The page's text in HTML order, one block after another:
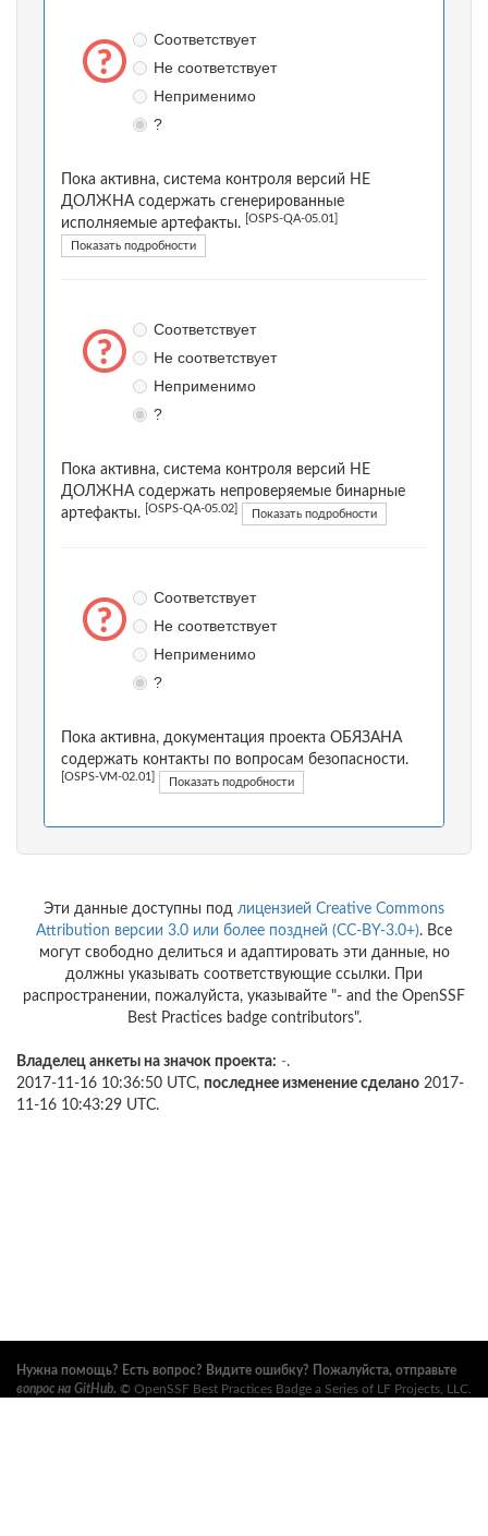
Соответствует
Не соответствует
Неприменимо
?
Пока активна, система контроля версий НЕ
ДОЛЖНА содержать сгенерированные
исполняемые артефакты.
[OSPS-QA-05.01]
Показать подробности
Соответствует
Не соответствует
Неприменимо
?
Пока активна, система контроля версий НЕ
ДОЛЖНА содержать непроверяемые бинарные
артефакты.
[OSPS-QA-05.02] Показать подробности
Соответствует
Не соответствует
Неприменимо
?
Пока активна, документация проекта ОБЯЗАНА
содержать контакты по вопросам безопасности.
[OSPS-VM-02.01] Показать подробности
Эти данные доступны под лицензией Creative Commons
Attribution версии 3.0 или более поздней (CC-BY-3.0+). Все
могут свободно делиться и адаптировать эти данные, но
должны указывать соответствующие ссылки. При
распространении, пожалуйста, указывайте "- and the OpenSSF
Best Practices badge contributors".
Владелец анкеты на значок проекта: -.
2017-11-16 10:36:50 UTC, последнее изменение сделано 2017-
11-16 10:43:29 UTC.
Нужна помощь? Есть вопрос? Видите ошибку? Пожалуйста, отправьте
вопрос на GitHub. © OpenSSF Best Practices Badge a Series of LF Projects, LLC